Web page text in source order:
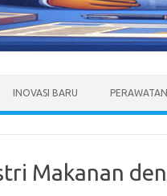
INOVASI BARU
Makanan